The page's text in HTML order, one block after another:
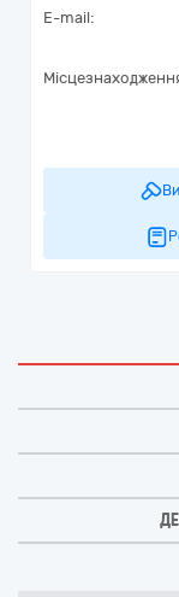
E-mail: